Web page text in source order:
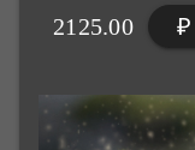
2125.00 ₽